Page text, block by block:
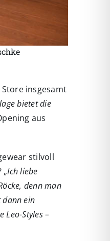
insgesamt
bietet die
aus
stilvoll
„Ich liebe
denn man
dann ein
Leo-Styles –